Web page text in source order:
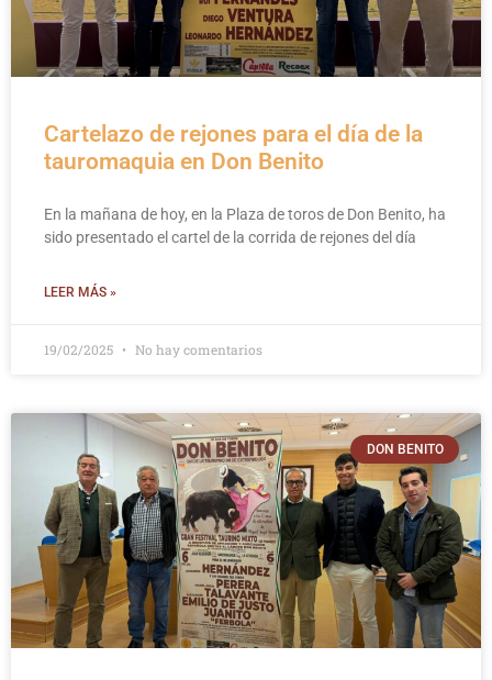
Cartelazo de rejones para el día de la
tauromaquia en Don Benito
En la mañana de hoy, en la Plaza de toros de Don Benito, ha
sido presentado el cartel de la corrida de rejones del día
LEER MÁS »
19/02/2025 No hay comentarios
DON BENITO